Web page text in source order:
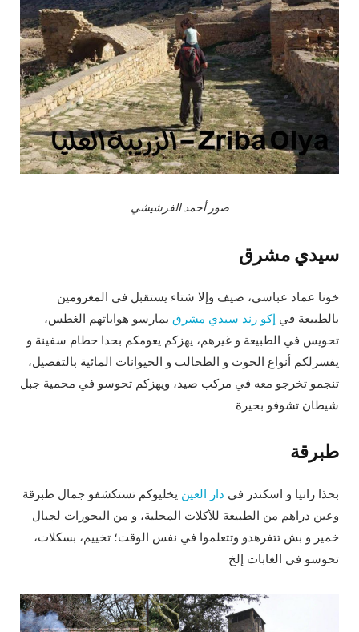
صور أحمد الفرشيشي
سيدي مشرق
خونا عماد عباسي، صيف وإلا شتاء يستقبل في المغرومين
بالطبيعة في إكو رند سيدي مشرق يمارسو هواياتهم الغطس،
تحويس في الطبيعة و غيرهم، يهزكم يعومكم بحدا حطام سفينة و
يفسرلكم أنواع الحوت و الطحالب و الحيوانات المائية بالتفصيل،
تنجمو تخرجو معه في مركب صيد، ويهزكم تحوسو في محمية جبل
شيطان تشوفو بحيرة
طبرقة
بحذا رانيا و اسكندر في دار العين يخليوكم تستكشفو جمال طبرقة
وعين دراهم من الطبيعة للأكلات المحلية، و من البحورات لجبال
خمير و بش تتفرهدو وتتعلموا في نفس الوقت؛ تخييم، بسكلات،
تحوسو في الغابات إلخ